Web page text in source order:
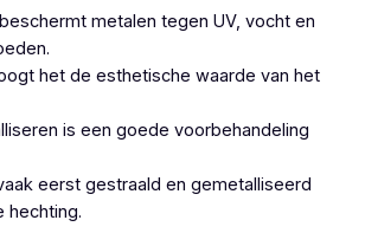
metalen tegen UV, vocht en
het de esthetische waarde van het
is een goede voorbehandeling
eerst gestraald en gemetalliseerd
hechting.